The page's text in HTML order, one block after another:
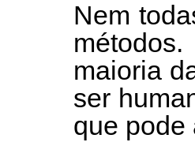
Nem
maioria
ser
que pode